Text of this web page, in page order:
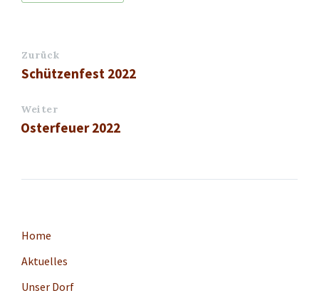
Zurück
Schützenfest 2022
Weiter
Osterfeuer 2022
Home
Aktuelles
Unser Dorf